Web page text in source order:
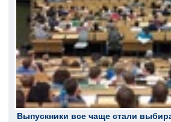
Выпускники все чаще стали